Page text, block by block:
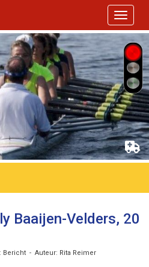
Toggle
Baaijen-Velders, 20
Bericht - Auteur: Rita Reimer